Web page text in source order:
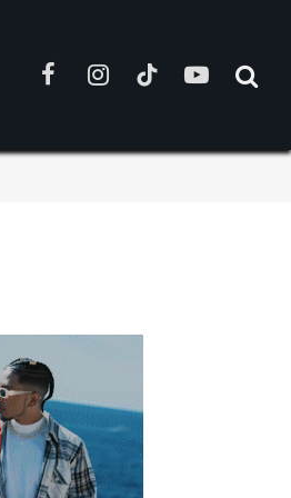
FacebookInstagramTikTokYouTube